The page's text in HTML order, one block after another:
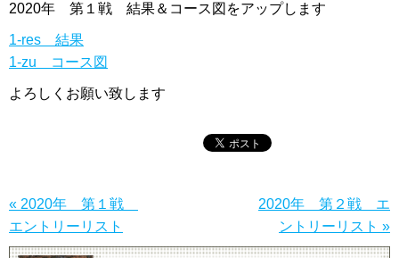
2020年 第１戦 結果＆コース図をアップします
1-res 結果
1-zu コース図
よろしくお願い致します
« 2020年 第１戦
エントリーリスト
2020年 第２戦 エ
ントリーリスト »